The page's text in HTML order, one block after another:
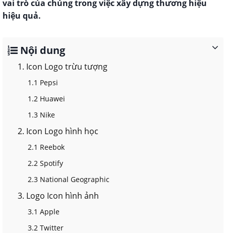
vai trò của chúng trong việc xây dựng thương hiệu
hiệu quả.
Nội dung
1. Icon Logo trừu tượng
1.1 Pepsi
1.2 Huawei
1.3 Nike
2. Icon Logo hình học
2.1 Reebok
2.2 Spotify
2.3 National Geographic
3. Logo Icon hình ảnh
3.1 Apple
3.2 Twitter